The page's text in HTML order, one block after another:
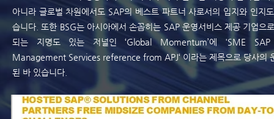
아니라 글로벌 차원에서도 SAP의 베스트 파트너 사로서의 입지와 인지
습니다. 또한 BSG는 아시아에서 손꼽히는 SAP 운영서비스 제공 기업으
되는 지명도 있는 저널인 ‘Global Momentum’에 'SME SAP
Management Services reference from APJ‘ 이라는 제목으로 당사의
된 바 있습니다.